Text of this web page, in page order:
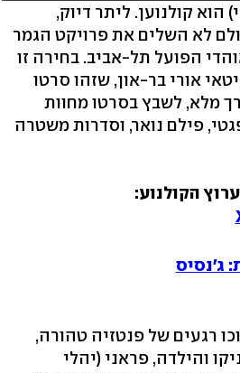
הוא קולנוען. ליתר דיוק,
לא השלים את פרויקט הגמר
הפועל תל-אביב. בחירה זו
אורי בר-און, שזהו סרטו
מלא, לשבץ בסרטו מחוות
פילם נואר, וסדרות משטרה
הקולנוע:
ג'נסיס
רגעים של פנטזיה טהורה,
והילדה, פראני (יהלי